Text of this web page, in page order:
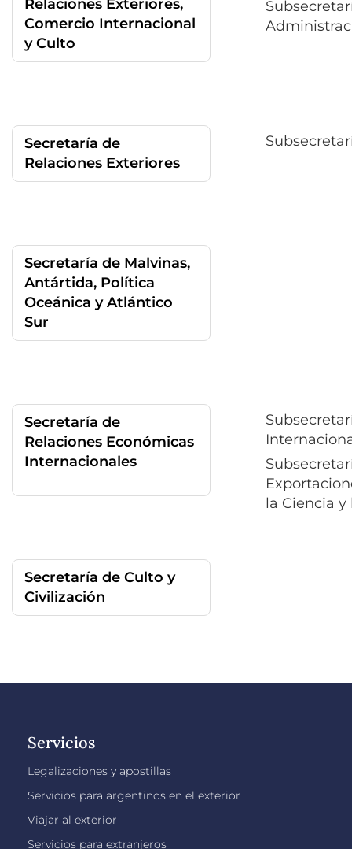
Relaciones Exteriores,
Comercio Internacional
y Culto
Secretaría de
Relaciones Exteriores
Secretaría de Malvinas,
Antártida, Política
Oceánica y Atlántico
Sur
Secretaría de
Relaciones Económicas
Internacionales
la Ciencia y
Secretaría de Culto y
Civilización
Servicios
Legalizaciones y apostillas
Servicios para argentinos en el exterior
Viajar al exterior
Servicios para extranjeros